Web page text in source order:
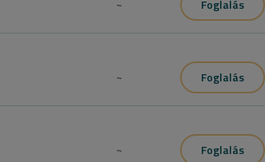
~ Foglalás
~ Foglalás
~ Foglalás